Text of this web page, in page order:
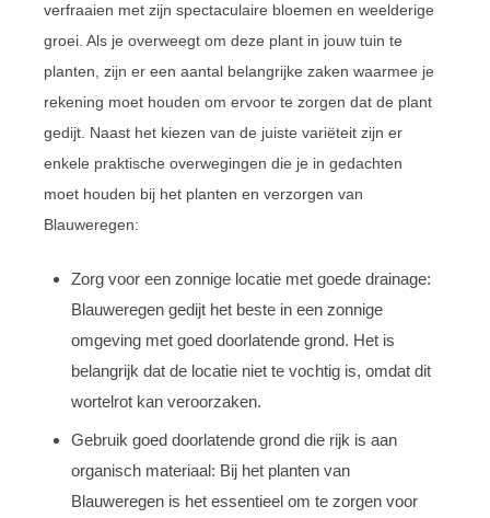
verfraaien met zijn spectaculaire bloemen en weelderige
groei. Als je overweegt om deze plant in jouw tuin te
planten, zijn er een aantal belangrijke zaken waarmee je
rekening moet houden om ervoor te zorgen dat de plant
gedijt. Naast het kiezen van de juiste variëteit zijn er
enkele praktische overwegingen die je in gedachten
moet houden bij het planten en verzorgen van
Blauweregen:
Zorg voor een zonnige locatie met goede drainage:
Blauweregen gedijt het beste in een zonnige
omgeving met goed doorlatende grond. Het is
belangrijk dat de locatie niet te vochtig is, omdat dit
wortelrot kan veroorzaken.
Gebruik goed doorlatende grond die rijk is aan
organisch materiaal: Bij het planten van
Blauweregen is het essentieel om te zorgen voor